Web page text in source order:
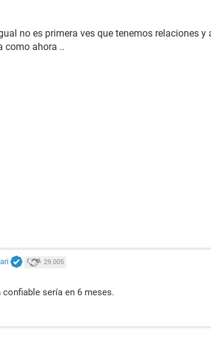
no es primera ves que tenemos relaciones y
como ahora ..
29.005
confiable sería en 6 meses.